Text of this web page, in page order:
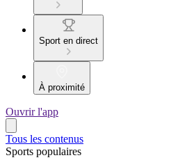
Sport en direct
À proximité
Ouvrir l'app
Tous les contenus
Sports populaires